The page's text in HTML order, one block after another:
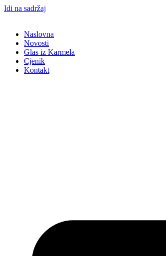
Idi na sadržaj
Naslovna
Novosti
Glas iz Karmela
Cjenik
Kontakt